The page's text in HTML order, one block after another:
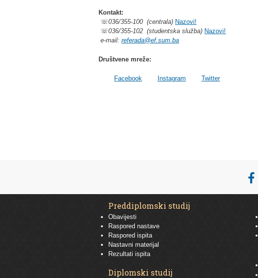
Kontakt:
☏036/355-100 (centrala) Nazovi!
☏036/355-102 (studentska služba) Nazovi!
e-mail: referada@ef.sum.ba
Društvene mreže:
Facebook Instagram Twitter
Preddiplomski studij
Obavijesti
Raspored nastave
Raspored ispita
Nastavni materijal
Rezultati ispita
Diplomski studij